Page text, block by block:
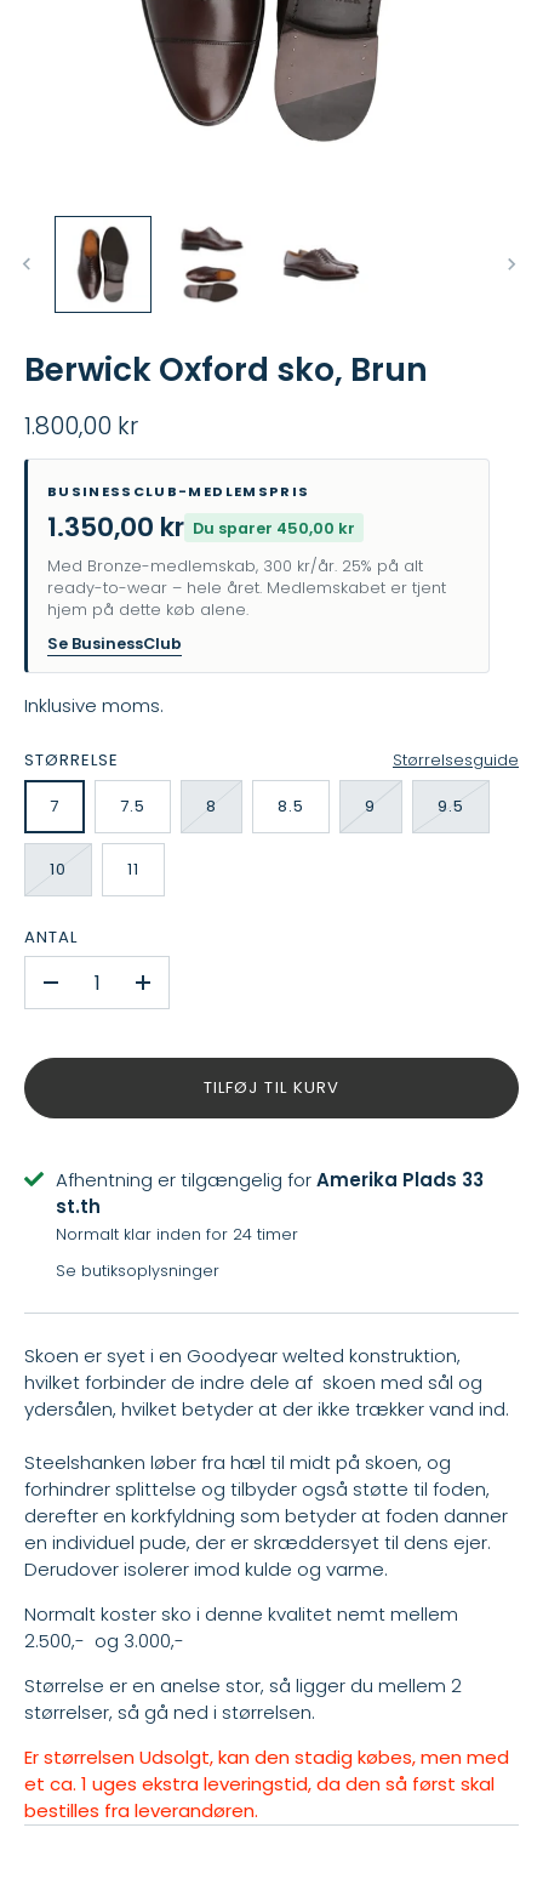
Berwick Oxford sko, Brun
1.800,00 kr
BUSINESSCLUB-MEDLEMSPRIS
1.350,00 kr Du sparer 450,00 kr
Med Bronze-medlemskab, 300 kr/år. 25% på alt
ready-to-wear – hele året. Medlemskabet er tjent
hjem på dette køb alene.
Se BusinessClub
Inklusive moms.
Størrelsesguide
STØRRELSE
7
7.5 8 8.5 9 9.5
10 11
ANTAL
+
TILFØJ TIL KURV
Afhentning er tilgængelig forAmerika Plads 33
st.th
Normalt klar inden for 24 timer
Se butiksoplysninger
Skoen er syet i en Goodyear welted konstruktion,
hvilket forbinder de indre dele af skoen med sål og
ydersålen, hvilket betyder at der ikke trækker vand ind.
Steelshanken løber fra hæl til midt på skoen, og
forhindrer splittelse og tilbyder også støtte til foden,
derefter en korkfyldning som betyder at foden danner
en individuel pude, der er skræddersyet til dens ejer.
Derudover isolerer imod kulde og varme.
Normalt koster sko i denne kvalitet nemt mellem
2.500,- og 3.000,-
Størrelse er en anelse stor, så ligger du mellem 2
størrelser, så gå ned i størrelsen.
Er størrelsen Udsolgt, kan den stadig købes, men med
et ca. 1 uges ekstra leveringstid, da den så først skal
bestilles fra leverandøren.